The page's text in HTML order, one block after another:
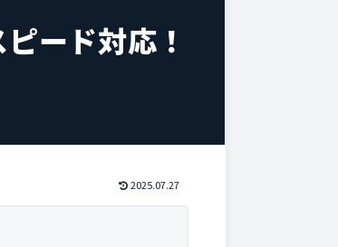
ード対応！
2025.07.27